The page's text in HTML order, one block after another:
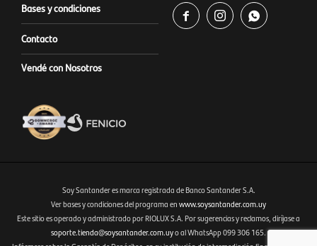
Bases y condiciones
Contacto
Vendé con Nosotros
  
Fenicio eCommerce Uruguay
Soy Santander es marca registrada de Banco Santander S.A.
Ver bases y condiciones del programa en www.soysantander.com.uy
Este sitio es operado y administrado por RIOLUX S.A. Por sugerencias y reclamos, diríjase a
soporte.tienda@soysantander.com.uyo al WhatsApp 099 306 165.